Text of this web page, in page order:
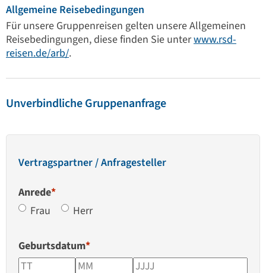
Allgemeine Reisebedingungen
Für unsere Gruppenreisen gelten unsere Allgemeinen
Reisebedingungen, diese finden Sie unterwww.rsd-
reisen.de/arb/.
Unverbindliche Gruppenanfrage
Vertragspartner / Anfragesteller
Anrede*
Frau
Herr
Geburtsdatum*